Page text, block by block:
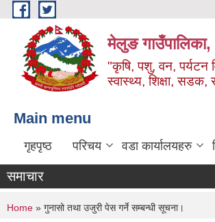
Skip to main content
मेलुङ गाउँपालिका,
"कृषि, पशु, वन, पर्यटन
स्वास्थ्य, शिक्षा, सडक,
Main menu
गृहपृष्ठ परिचय वडा कार्यालयहरु
समाचार
You are here
Home » गुनासो तथा उजुरी पेस गर्ने सम्बन्धी सूचना।